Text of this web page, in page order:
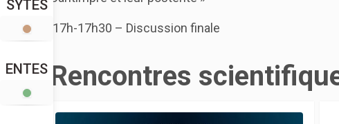
SYTES
ENTES
17h-17h30 – Discussion finale
Rencontres